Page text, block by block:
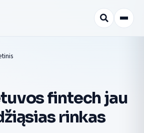
fintech jau
rinkas